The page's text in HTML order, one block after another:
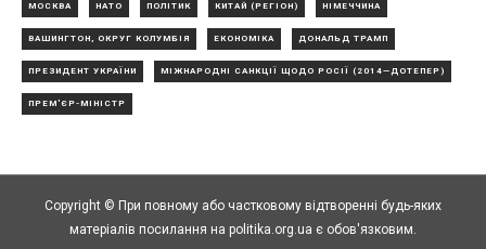
МОСКВА НАТО ПОЛІТИК КИТАЙ (РЕГІОН) НІМЕЧЧИНА
ВАШИНГТОН, ОКРУГ КОЛУМБІЯ ЕКОНОМІКА ДОНАЛЬД ТРАМП
ПРЕЗИДЕНТ УКРАЇНИ МІЖНАРОДНІ САНКЦІЇ ЩОДО РОСІЇ (2014—ДОТЕПЕР)
ПРЕМ'ЄР-МІНІСТР
Copyright © При повному або частковому відтворенні будь-яких
матеріалів посилання на politika.org.ua є обов'язковим.